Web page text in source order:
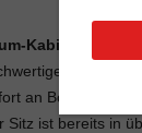
Kabine weiter
an Bord
Sitz ist bereits in